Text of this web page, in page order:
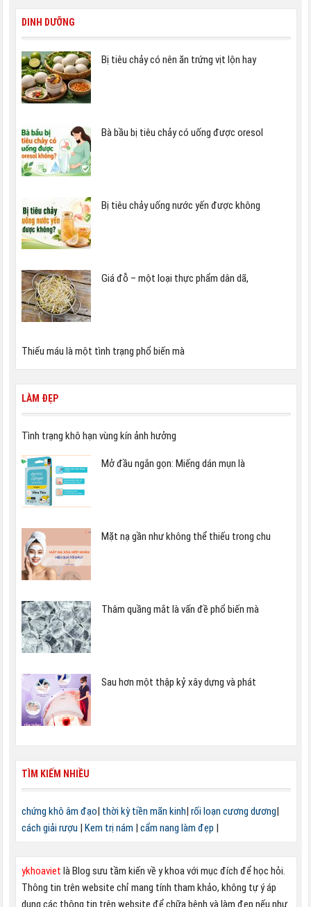
DINH DƯỠNG
Bị tiêu chảy có nên ăn trứng vịt lộn hay
Bà bầu bị tiêu chảy có uống được oresol
Bị tiêu chảy uống nước yến được không
Giá đỗ – một loại thực phẩm dân dã,
Thiếu máu là một tình trạng phổ biến mà
LÀM ĐẸP
Tình trạng khô hạn vùng kín ảnh hưởng
Mở đầu ngắn gọn: Miếng dán mụn là
Mặt nạ gần như không thể thiếu trong chu
Thâm quầng mắt là vấn đề phổ biến mà
Sau hơn một thập kỷ xây dựng và phát
TÌM KIẾM NHIỀU
chứng khô âm đạo| thời kỳ tiền mãn kinh| rối loạn cương dương|
cách giải rượu | Kem trị nám | cẩm nang làm đẹp |
ykhoaviet là Blog sưu tầm kiến về y khoa với mục đích để học hỏi.
Thông tin trên website chỉ mang tính tham khảo, không tự ý áp
dụng các thông tin trên website để chữa bệnh và làm đẹp nếu như